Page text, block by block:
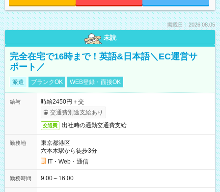
掲載日：2026.08.05
未読
完全在宅で16時まで！英語&日本語＼EC運営サ
ポート／
派遣 ブランクOK WEB登録・面接OK
給与
時給2450円＋交
交通費別途支給あり
交通費 出社時の通勤交通費支給
勤務地
東京都港区
六本木駅から徒歩3分
IT・Web・通信
勤務時間 9:00～16:00